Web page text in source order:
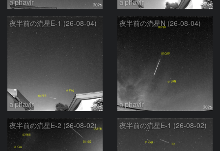
夜半前の流星E-1 (26-08-04)
alphavir
夜半前の流星N (26-08-04)
alphavir
夜半前の流星E-2 (26-08-02) 夜半前の流星E-1 (26-08-02)